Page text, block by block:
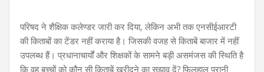
परिषद ने शैक्षिक कलेण्डर जारी कर दिया, लेकिन अभी तक एनसीईआरटी
की किताबों का टेंडर नहीं कराया है। जिसकी वजह से किताबें बाजार में नहीं
उपलब्ध हैं। प्रधानाचार्यों और शिक्षकों के सामने बड़ी असमंजस की स्थिति है
कि वह बच्चों को कौन सी किताबें खरीदने का सुझाव दें? फिलहाल पुरानी